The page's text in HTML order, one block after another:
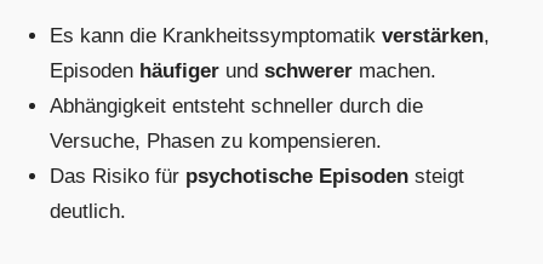
Es kann die Krankheitssymptomatikverstärken,
Episoden häufiger undschwerer machen.
Abhängigkeit entsteht schneller durch die
Versuche, Phasen zu kompensieren.
Das Risiko für psychotische Episoden steigt
deutlich.